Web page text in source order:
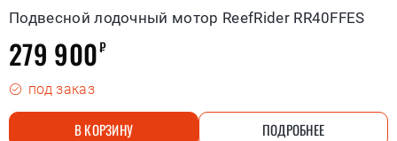
Подвесной лодочный мотор ReefRider RR40FFES
279 900₽
под заказ
В КОРЗИНУ ПОДРОБНЕЕ